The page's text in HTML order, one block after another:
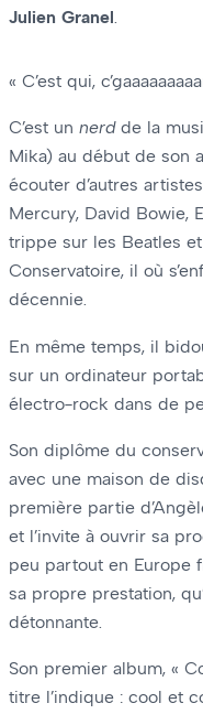
Julien Granel
« C’est qui,
C’est un nerdde la
Mika) au début de son
écouter d’autres
Mercury, David Bowie,
trippe sur les Beatles
Conservatoire, il où
décennie.
En même temps, il
sur un ordinateur
électro-rock dans de
Son diplôme du
avec une maison de
première partie
et l’invite à ouvrir sa
peu partout en Europe
sa propre prestation,
détonnante.
Son premier album, «
titre l’indique : cool et